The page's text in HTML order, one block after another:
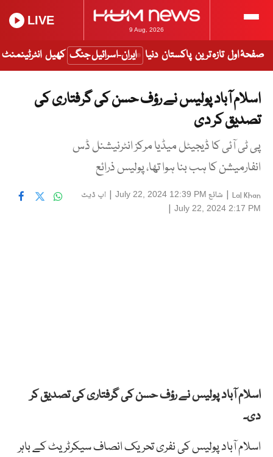
9 Aug, 2026
LIVE
صفحۂ اول تازہ ترین پاکستان دنیا ایران-اسرائیل جنگ کھیل انٹرٹینمنٹ
اسلام آباد پولیس نے رؤف حسن کی گرفتاری کی
تصدیق کر دی
پی ٹی آئی کا ڈیجیٹل میڈیا مرکز انٹرنیشنل ڈس
انفارمیشن کا ہب بنا ہوا تھا، پولیس ذرائع
Lal Khan
| شائع July 22, 2024 12:39 PM
| اپ ڈیٹ
July 22, 2024 2:17 PM
|
اسلام آباد پولیس نے رؤف حسن کی گرفتاری کی تصدیق کر
دی۔
اسلام آباد پولیس کی نفری تحریک انصاف سیکرٹریٹ کے باہر